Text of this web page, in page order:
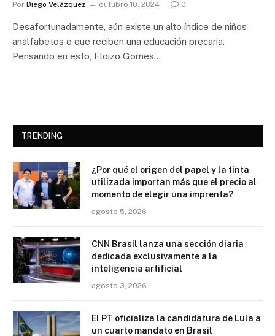
Por Diego Velázquez outubro 10, 2024 0
Desafortunadamente, aún existe un alto índice de niños
analfabetos o que reciben una educación precaria.
Pensando en esto, Eloizo Gomes…
TRENDING
¿Por qué el origen del papel y la tinta
utilizada importan más que el precio al
momento de elegir una imprenta?
agosto 5, 2026
CNN Brasil lanza una sección diaria
dedicada exclusivamente a la
inteligencia artificial
agosto 3, 2026
El PT oficializa la candidatura de Lula a
un cuarto mandato en Brasil